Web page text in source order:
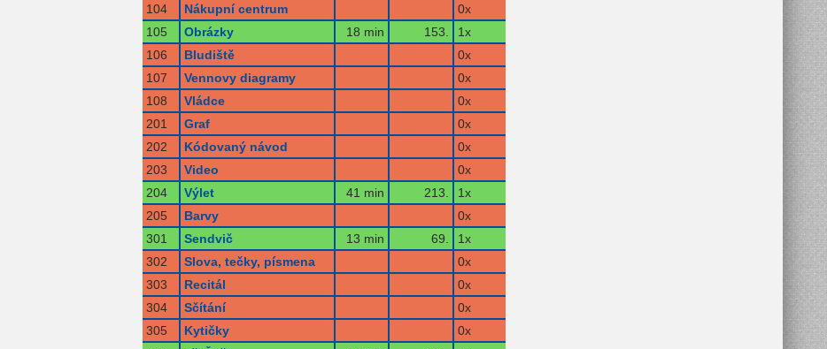
104
Nákupní centrum
0x
105
Obrázky 18 min 153.
1x
106
Bludiště
0x
107
Vennovy diagramy
0x
108
Vládce
0x
201
Graf
0x
202
Kódovaný návod
0x
203
Video
0x
204
Výlet 41 min 213.
1x
205
Barvy
0x
301
Sendvič 13 min 69.
1x
302
Slova, tečky, písmena
0x
303
Recitál
0x
304
Sčítání
0x
305
Kytičky
0x